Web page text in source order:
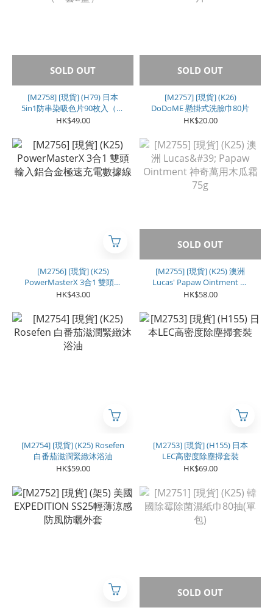
SOLD OUT
[M2758] [現貨] (H79) 日本
5in1防串染吸色片90枚入（一
套2盒）
HK$49.00
SOLD OUT
[M2757] [現貨] (K26)
DoDoME 懸掛式洗臉巾80片
HK$20.00
[M2756] [現貨] (K25)
PowerMasterX 3合1 雙頭輸
入鋁合金極速充電數據線
HK$43.00
SOLD OUT
[M2755] [現貨] (K25) 澳洲
Lucas' Papaw Ointment 神
奇萬用木瓜霜 75g
HK$58.00
[M2754] [現貨] (K25) Rosefen
白番茄滋潤緊緻沐浴油
HK$59.00
[M2753] [現貨] (H155) 日本
LEC高密度除塵掃套裝
HK$69.00
SOLD OUT